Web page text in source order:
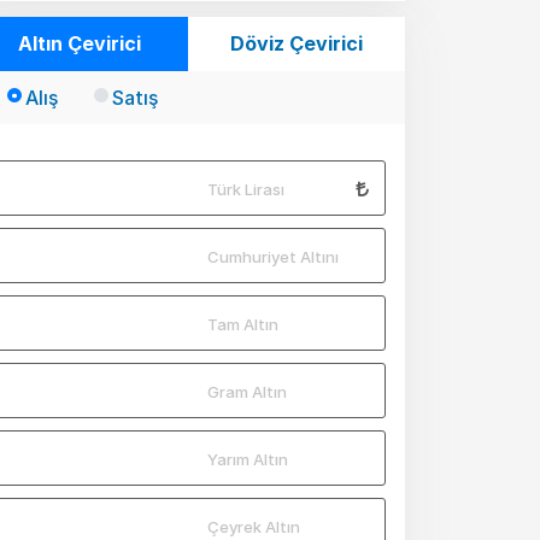
Altın Çevirici Döviz Çevirici
Alış Satış
Türk Lirası
Cumhuriyet Altını
Tam Altın
Gram Altın
Yarım Altın
Çeyrek Altın